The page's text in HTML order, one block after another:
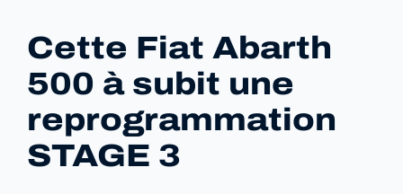
Cette Fiat Abarth
500 à subit une
reprogrammation
STAGE 3